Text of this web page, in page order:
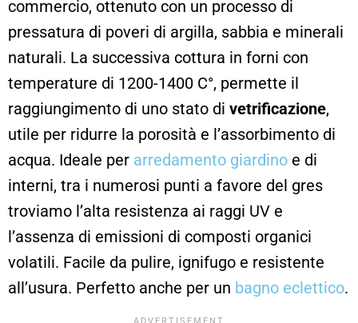
commercio, ottenuto con un processo di
pressatura di poveri di argilla, sabbia e minerali
naturali. La successiva cottura in forni con
temperature di 1200-1400 C°, permette il
raggiungimento di uno stato di vetrificazione,
utile per ridurre la porosità e l’assorbimento di
acqua. Ideale per arredamento giardino e di
interni, tra i numerosi punti a favore del gres
troviamo l’alta resistenza ai raggi UV e
l’assenza di emissioni di composti organici
volatili. Facile da pulire, ignifugo e resistente
all’usura. Perfetto anche per un bagno eclettico.